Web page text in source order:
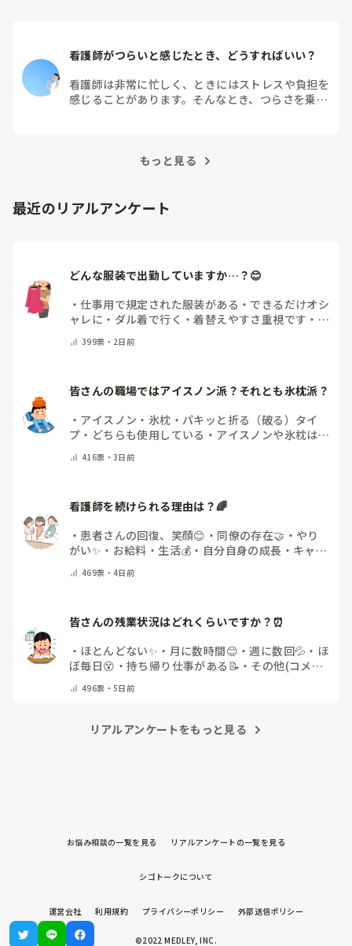
看護師がつらいと感じたとき、どうすればいい？
看護師は非常に忙しく、ときにはストレスや負担を
感じることがあります。そんなとき、つらさを乗り
もっと見る
最近のリアルアンケート
どんな服装で出勤していますか…？😊
・ 仕事用で規定された服装がある ・ できるだけオシ
ャレに ・ ダル着で行く ・着替えやすさ重視です ・ 病
院のユニフォームそのまま
その他(コメントで教えてください)
399票・ 2日前
皆さんの職場ではアイスノン派？それとも氷枕派？
・ アイスノン ・ 氷枕 ・ パキッと折る（破る）タイ
プ ・ どちらも使用している ・ アイスノンや氷枕は使
用しない
その他(コメントで教えてください)
416票・3日前
看護師を続けられる理由は？🌈
・患者さんの回復、笑顔😊 ・ 同僚の存在🤝 ・ やり
がい✨ ・ お給料・生活💰 ・ 自分自身の成長・キャリ
アアップ🌱
・
教えてください)
469票・4日前
皆さんの残業状況はどれくらいですか？⏰
・ ほとんどない✨ ・ 月に数時間😊 ・週に数回💦 ・ ほ
ぼ毎日😵 ・ 持ち帰り仕事がある📝 ・ その他(コメン
トで教えてください)
496票・5日前
リアルアンケートをもっと見る
お悩み相談の一覧を見る リアルアンケートの一覧を見る
シゴトークについて
運営会社 利用規約 プライバシーポリシー 外部送信ポリシー
©2022 MEDLEY, INC.